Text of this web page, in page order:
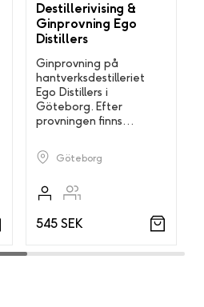
Destillerivising &
Ginprovning Ego
Distillers
Ginprovning på
hantverksdestilleriet
Ego Distillers i
Göteborg. Efter
provningen finns
gårdsförsäljning.
Göteborg
545 SEK